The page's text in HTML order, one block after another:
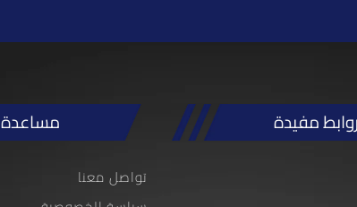
روابط مفيدة مساعدة
تواصل معنا